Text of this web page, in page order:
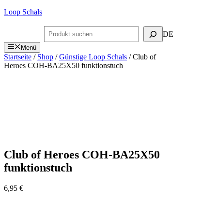
Zum
Loop Schals
Suchen DE
Menü
Startseite / Shop /Günstige Loop Schals / Club of
Heroes COH-BA25X50 funktionstuch
Club of Heroes COH-BA25X50
funktionstuch
6,95 €